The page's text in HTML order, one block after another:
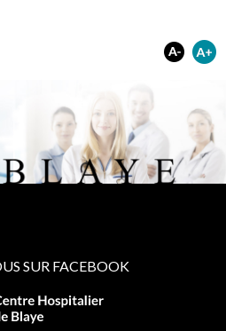
SUR FACEBOOK